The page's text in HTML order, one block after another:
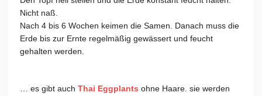
Nicht naß.
Nach 4 bis 6 Wochen keimen die Samen. Danach muss die
Erde bis zur Ernte regelmäßig gewässert und feucht
gehalten werden.
… es gibt auch Thai Eggplants ohne Haare. sie werden